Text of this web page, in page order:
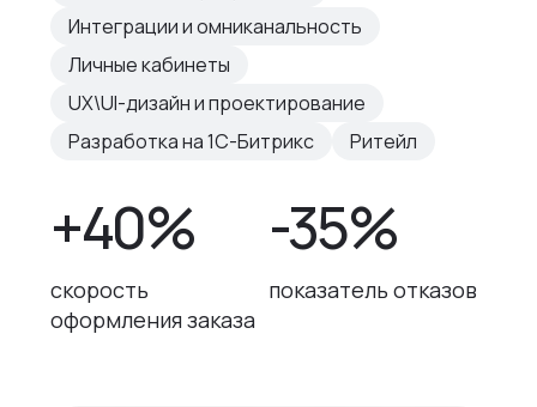
Интеграции и омниканальность
Личные кабинеты
UX\UI-дизайн и проектирование
Разработка на 1С-Битрикс
Ритейл
+40%
скорость
оформления заказа
-35%
показатель отказов